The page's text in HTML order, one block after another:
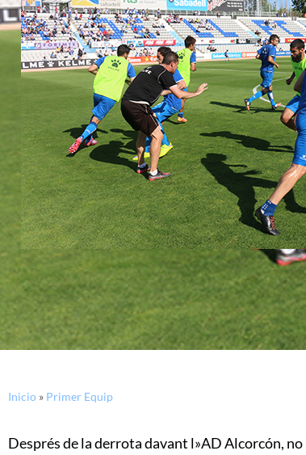
Inicio » Primer Equip
Després de la derrota davant l»AD Alcorcón,